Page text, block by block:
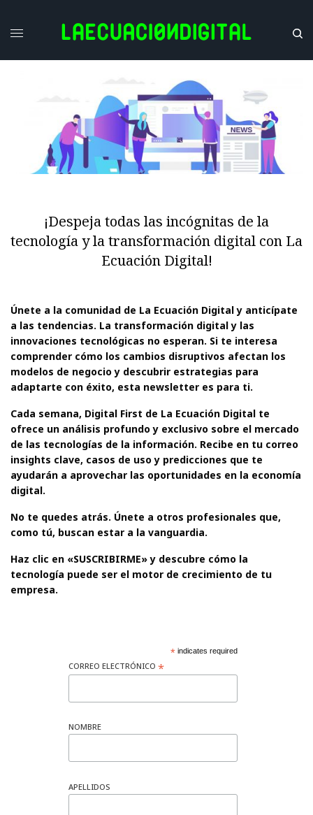
¡Despeja todas las incógnitas de la
tecnología y la transformación digital con La
Ecuación Digital!
Únete a la comunidad de La Ecuación Digital y anticípate
a las tendencias. La transformación digital y las
innovaciones tecnológicas no esperan. Si te interesa
comprender cómo los cambios disruptivos afectan los
modelos de negocio y descubrir estrategias para
adaptarte con éxito, esta newsletter es para ti.
Cada semana, Digital First de La Ecuación Digital te
ofrece un análisis profundo y exclusivo sobre el mercado
de las tecnologías de la información. Recibe en tu correo
insights clave, casos de uso y predicciones que te
ayudarán a aprovechar las oportunidades en la economía
digital.
No te quedes atrás. Únete a otros profesionales que,
como tú, buscan estar a la vanguardia.
Haz clic en «SUSCRIBIRME» y descubre cómo la
tecnología puede ser el motor de crecimiento de tu
empresa.
* indicates required
CORREO ELECTRÓNICO *
NOMBRE
APELLIDOS